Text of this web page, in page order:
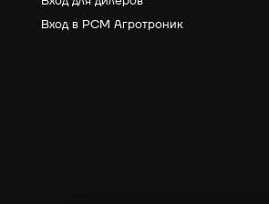
Вход в РСМ Агротроник